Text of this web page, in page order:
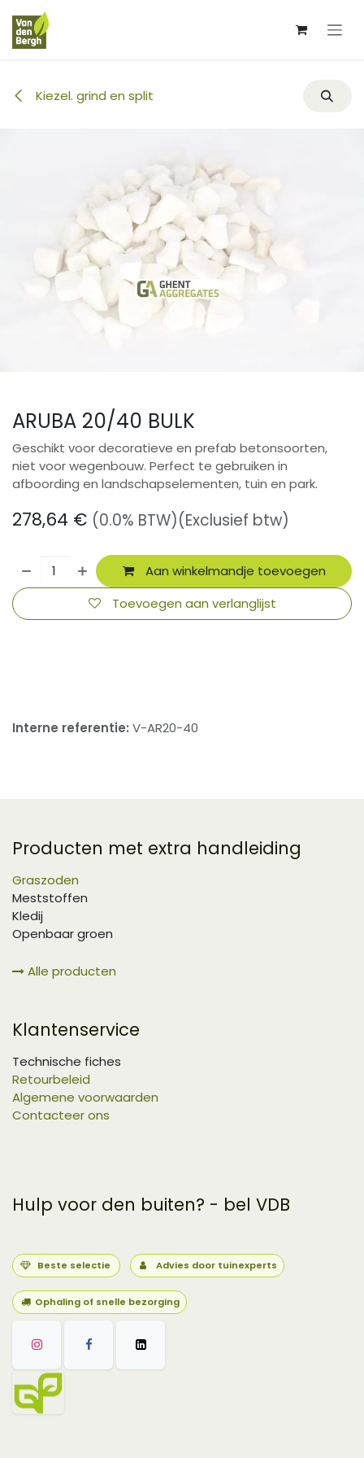
Overslaan naar inhoud
Kiezel. grind en split
ARUBA 20/40 BULK
Geschikt voor decoratieve en prefab betonsoorten,
niet voor wegenbouw. Perfect te gebruiken in
afboording en landschapselementen, tuin en park.
278,64 € (0.0% BTW)(Exclusief btw)
Aan winkelmandje toevoegen
Toevoegen aan verlanglijst
Interne referentie: V-AR20-40
Producten met extra handleiding
Graszoden
Meststoffen
Kledij
Openbaar groen
Alle producten
Klantenservice
Technische fiches
Retourbeleid
Algemene voorwaarden
Contacteer ons
Hulp voor den buiten? - bel VDB
Beste selectie Advies door tuinexperts
Ophaling of snelle bezorging